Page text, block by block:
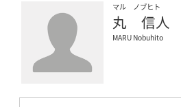
マル ノブヒト
丸 信人
MARU Nobuhito